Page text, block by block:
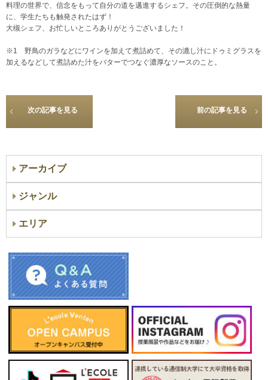
料理の世界で、信念をもって自分の道を邁進するシェフ。その圧倒的な熱量
に、学生たちも触発されたはず！
大槻シェフ、お忙しいところありがとうございました！
※1 野鳥のガラなどにワインを加えて煮詰めて、その漉し汁にドゥミグラスを
加えるなどして煮詰めた汁をバターでつなぐ濃厚なソースのこと。
次の記事を見る 前の記事を見る
アーカイブ
ジャンル
エリア